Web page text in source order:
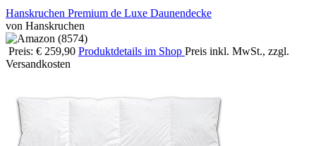
Hanskruchen Premium de Luxe Daunendecke
von Hanskruchen
Preis: € 259,90 Produktdetails im Shop Preis inkl. MwSt., zzgl.
Versandkosten